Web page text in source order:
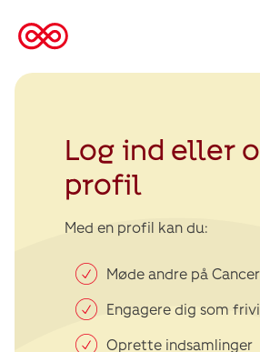
Tilbage
Kræftens
Log ind eller
profil
Med en profil kan du:
Møde andre på
Engagere dig som
Oprette indsamlinger